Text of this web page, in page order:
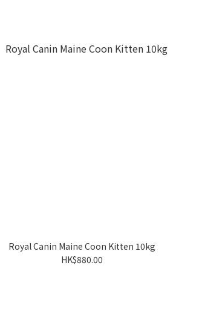
Royal Canin Maine Coon Kitten 10kg
HK$880.00